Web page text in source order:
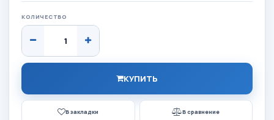
КОЛИЧЕСТВО
КУПИТЬ
В закладки В сравнение